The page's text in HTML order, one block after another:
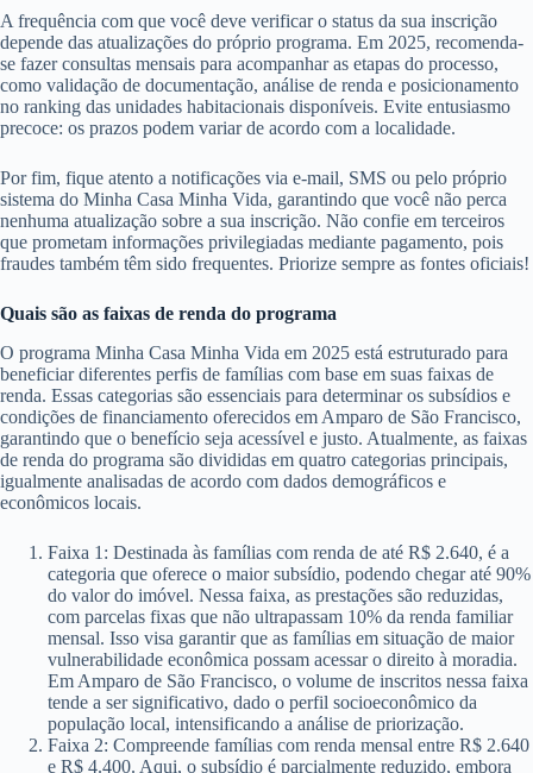
A frequência com que você deve verificar o status da sua inscrição
depende das atualizações do próprio programa. Em 2025, recomenda-
se fazer consultas mensais para acompanhar as etapas do processo,
como validação de documentação, análise de renda e posicionamento
no ranking das unidades habitacionais disponíveis. Evite entusiasmo
precoce: os prazos podem variar de acordo com a localidade.
Por fim, fique atento a notificações via e-mail, SMS ou pelo próprio
sistema do Minha Casa Minha Vida, garantindo que você não perca
nenhuma atualização sobre a sua inscrição. Não confie em terceiros
que prometam informações privilegiadas mediante pagamento, pois
fraudes também têm sido frequentes. Priorize sempre as fontes oficiais!
Quais são as faixas de renda do programa
O programa Minha Casa Minha Vida em 2025 está estruturado para
beneficiar diferentes perfis de famílias com base em suas faixas de
renda. Essas categorias são essenciais para determinar os subsídios e
condições de financiamento oferecidos em Amparo de São Francisco,
garantindo que o benefício seja acessível e justo. Atualmente, as faixas
de renda do programa são divididas em quatro categorias principais,
igualmente analisadas de acordo com dados demográficos e
econômicos locais.
Faixa 1: Destinada às famílias com renda de até R$ 2.640, é a
categoria que oferece o maior subsídio, podendo chegar até 90%
do valor do imóvel. Nessa faixa, as prestações são reduzidas,
com parcelas fixas que não ultrapassam 10% da renda familiar
mensal. Isso visa garantir que as famílias em situação de maior
vulnerabilidade econômica possam acessar o direito à moradia.
Em Amparo de São Francisco, o volume de inscritos nessa faixa
tende a ser significativo, dado o perfil socioeconômico da
população local, intensificando a análise de priorização.
Faixa 2: Compreende famílias com renda mensal entre R$ 2.640
e R$ 4.400. Aqui, o subsídio é parcialmente reduzido, embora